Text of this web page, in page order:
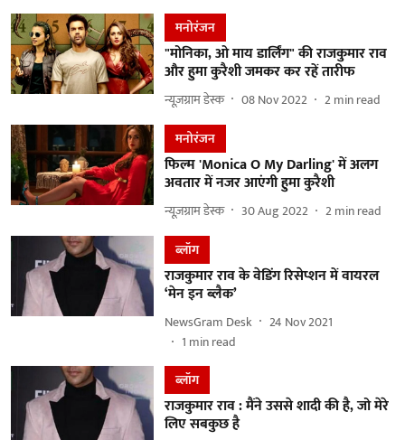
मनोरंजन
"मोनिका, ओ माय डार्लिंग" की राजकुमार राव
और हुमा कुरैशी जमकर कर रहें तारीफ
न्यूज़ग्राम डेस्क 08 Nov 2022 2min read
मनोरंजन
फिल्म 'Monica O My Darling' में अलग
अवतार में नजर आएंगी हुमा कुरैशी
न्यूज़ग्राम डेस्क 30 Aug 2022 2min read
ब्लॉग
राजकुमार राव के वेडिंग रिसेप्शन में वायरल
‘मेन इन ब्लैक’
NewsGram Desk
24 Nov 2021
1 min read
ब्लॉग
राजकुमार राव : मैंने उससे शादी की है, जो मेरे
लिए सबकुछ है